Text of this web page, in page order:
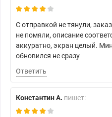
С отправкой не тянули,
не помяли, описание
аккуратно, экран целый.
обновился не сразу
Ответить
Константин А. пишет: